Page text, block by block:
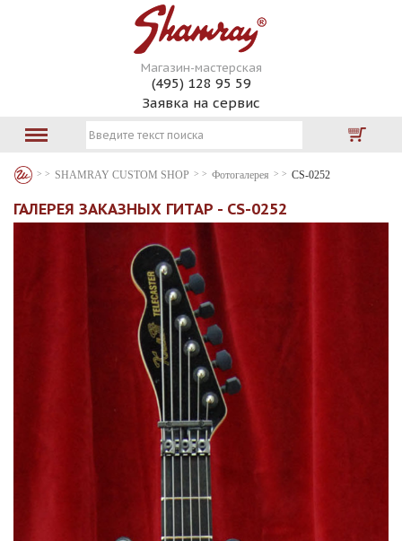
Магазин-мастерская
(495) 128 95 59
Заявка на сервис
SHAMRAY CUSTOM SHOP Фотогалерея CS-0252
ГАЛЕРЕЯ ЗАКАЗНЫХ ГИТАР - CS-0252